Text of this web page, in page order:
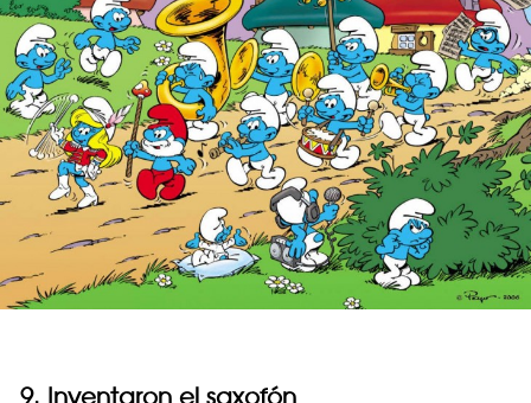
9. Inventaron el saxofón